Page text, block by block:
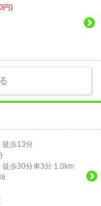
円)
徒歩13分
徒歩30分車3分 1.0km